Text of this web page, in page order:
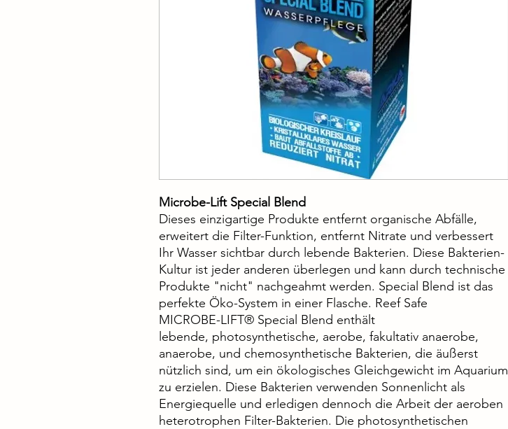
Microbe-Lift Special Blend
Dieses einzigartige Produkte entfernt organische Abfälle,
erweitert die Filter-Funktion, entfernt Nitrate und verbessert
Ihr Wasser sichtbar durch lebende Bakterien. Diese Bakterien-
Kultur ist jeder anderen überlegen und kann durch technische
Produkte "nicht" nachgeahmt werden. Special Blend ist das
perfekte Öko-System in einer Flasche. Reef Safe
MICROBE-LIFT® Special Blend enthält
lebende, photosynthetische, aerobe, fakultativ anaerobe,
anaerobe, und chemosynthetische Bakterien, die äußerst
nützlich sind, um ein ökologisches Gleichgewicht im Aquarium
zu erzielen. Diese Bakterien verwenden Sonnenlicht als
Energiequelle und erledigen dennoch die Arbeit der aeroben
heterotrophen Filter-Bakterien. Die photosynthetischen